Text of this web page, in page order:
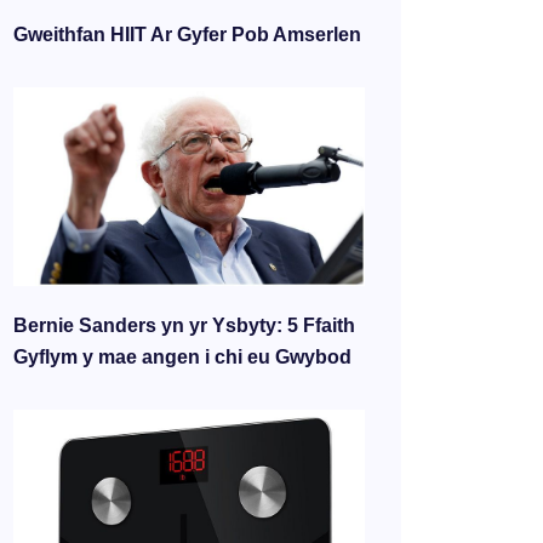
Gweithfan HIIT Ar Gyfer Pob Amserlen
Bernie Sanders yn yr Ysbyty: 5 Ffaith
Gyflym y mae angen i chi eu Gwybod